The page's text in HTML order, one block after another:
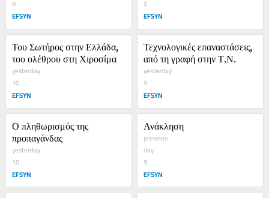
9
EFSYN
9
EFSYN
Του Σωτήρος στην Ελλάδα,
του ολέθρου στη Χιροσίμα
yesterday
10
EFSYN
Τεχνολογικές επαναστάσεις,
από τη γραφή στην Τ.Ν.
yesterday
9
EFSYN
Ο πληθωρισμός της
προπαγάνδας
yesterday
10
EFSYN
Ανάκληση
previous
day
9
EFSYN